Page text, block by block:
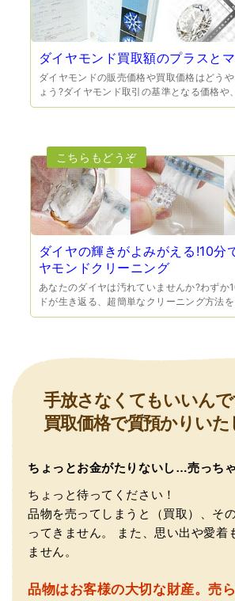
（大阪府池田市）とても親切で丁寧な
当にありがとうございました。
（豊中市西泉丘）初めて利用しましたが
に査定をして頂き思いもよらない価格
（大阪府東大阪市）ネットを見て安心
感じて飛び込みで訪問。飛びこみにも
切、丁ねいな対応をして頂き、思って
るお店でした。満足いく金額で買い取っ
ダイヤモンド買取額のプラスと
ダイヤモンドの販売価格や買取価格はどう
ょう?ダイヤモンド取引の基準となる価格や
ダイヤの輝きがよみがえる!10分
ヤモンドクリーニング
あなたのダイヤは汚れていませんか?わずか
ドが生き返る、超簡単なクリーニング方法
手放さなくてもいいんで
買取価格で質預かりいた
ちょっとお金がたりないし…売っち
ちょっと待ってください！
品物を売ってしまうと（買取）、そ
ってきません。
また、思い出や愛着
ません。
品物はお客様の大切な財産。売